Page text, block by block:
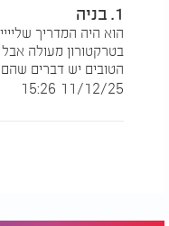
1. בניה
הוא היה המדריך
בטרקטורון מעולה אבל
הטובים יש דברים שהם
11/12/25 15:26